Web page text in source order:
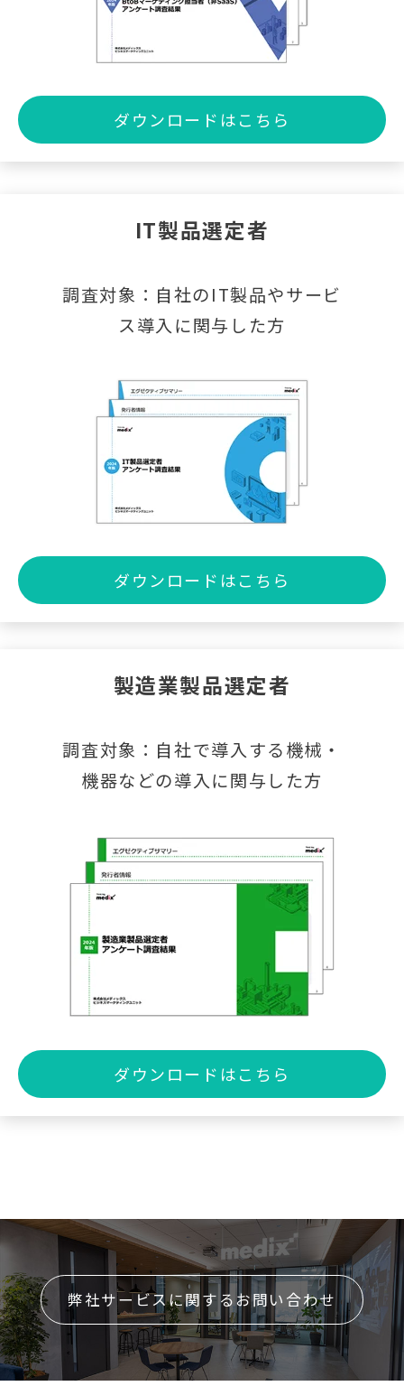
ダウンロードはこちら
IT製品選定者
調査対象：自社のIT製品やサービ
ス導入に関与した方
ダウンロードはこちら
製造業製品選定者
調査対象：自社で導入する機械・
機器などの導入に関与した方
ダウンロードはこちら
弊社サービスに関するお問い合わせ